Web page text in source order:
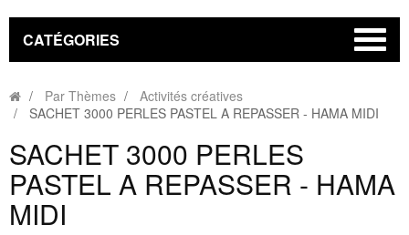
CATÉGORIES
Par Thèmes
Activités créatives
SACHET 3000 PERLES PASTEL A REPASSER - HAMA MIDI
SACHET 3000 PERLES
PASTEL A REPASSER - HAMA
MIDI